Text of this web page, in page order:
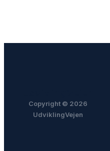
Copyright © 2026
UdviklingVejen